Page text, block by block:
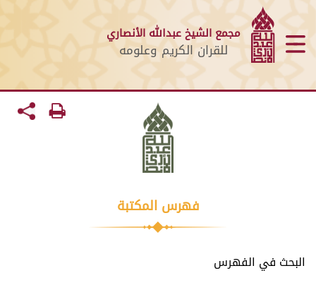
مجمع الشيخ عبدالله الأنصاري
للقران الكريم وعلومه
فهرس المكتبة
البحث في الفهرس